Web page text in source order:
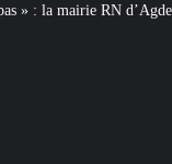
face à la meute «